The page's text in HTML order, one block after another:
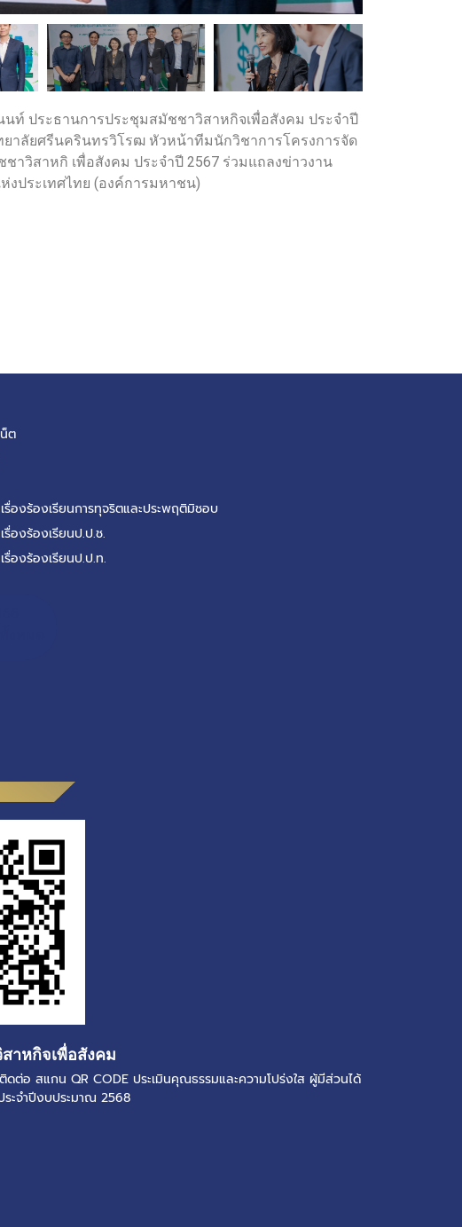
ท์ ประธานการประชุมสมัชชาวิสาหกิจเพื่อสังคม ประจําปี
าลัยศรีนครินทรวิโรฒ หัวหน้าทีมนักวิชาการโครงการจัด
วิสาหกิ เพื่อสังคม ประจําปี 2567 ร่วมแถลงข่าวงาน
งประเทศไทย (องค์การมหาชน)
ต
รื่องร้องเรียนการทุจริตและประพฤติมิชอบ
องร้องเรียนป.ป.ช.
องร้องเรียนป.ป.ท.
าหกิจเพื่อสังคม
ต่อ สแกน QR CODE ประเมินคุณธรรมและความโปร่งใส ผู้มีส่วนได้
ะจำปีงบประมาณ 2568